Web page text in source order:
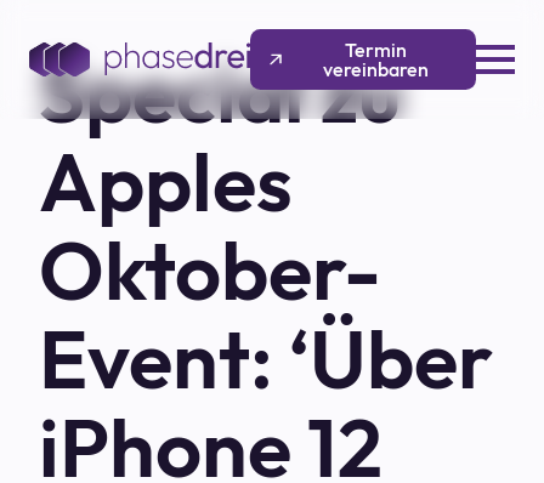
Termin
vereinbaren
Special zu
Apples
Oktober-
Event: ‘Über
iPhone 12